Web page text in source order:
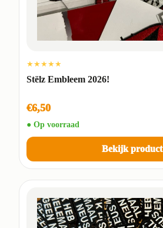
★★★★★
Stëlz Embleem 2026!
€6,50
● Op voorraad
Bekijk product